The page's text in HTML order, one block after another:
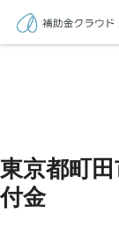
東京都町
付金